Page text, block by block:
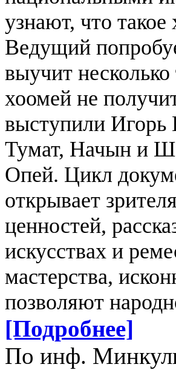
узнают, что
Ведущий
выучит
хоомей не
выступили Игорь
Тумат, Начын и
Опей. Цикл
открывает
ценностей,
искусствах и
мастерства,
позволяют
[Подробнее]
По инф.